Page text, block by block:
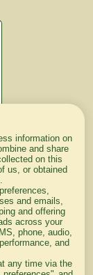
information on
and share
on this
us, or obtained
and emails,
and offering
across your
phone, audio,
and
any time via the